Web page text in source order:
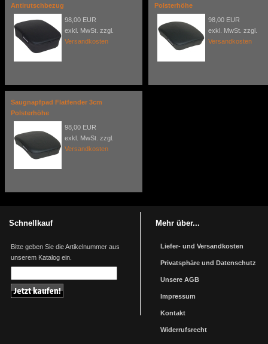
Antirutschbezug
98,00 EUR
exkl. MwSt. zzgl.
Versandkosten
Polsterhöhe
98,00 EUR
exkl. MwSt. zzgl.
Versandkosten
Saugnapfpad Flatfender 3cm
Polsterhöhe
98,00 EUR
exkl. MwSt. zzgl.
Versandkosten
Schnellkauf
Bitte geben Sie die Artikelnummer aus
unserem Katalog ein.
Mehr über...
Liefer- und Versandkosten
Privatsphäre und Datenschutz
Unsere AGB
Impressum
Kontakt
Widerrufsrecht